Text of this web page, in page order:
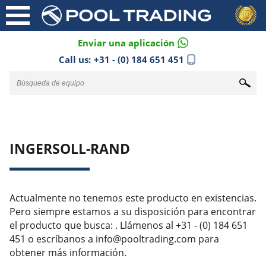
Enviar una aplicación
Call us: +31 - (0) 184 651 451
INGERSOLL-RAND
Actualmente no tenemos este producto en existencias.
Pero siempre estamos a su disposición para encontrar
el producto que busca: . Llámenos al +31 - (0) 184 651
451 o escríbanos a info@pooltrading.com para
obtener más información.